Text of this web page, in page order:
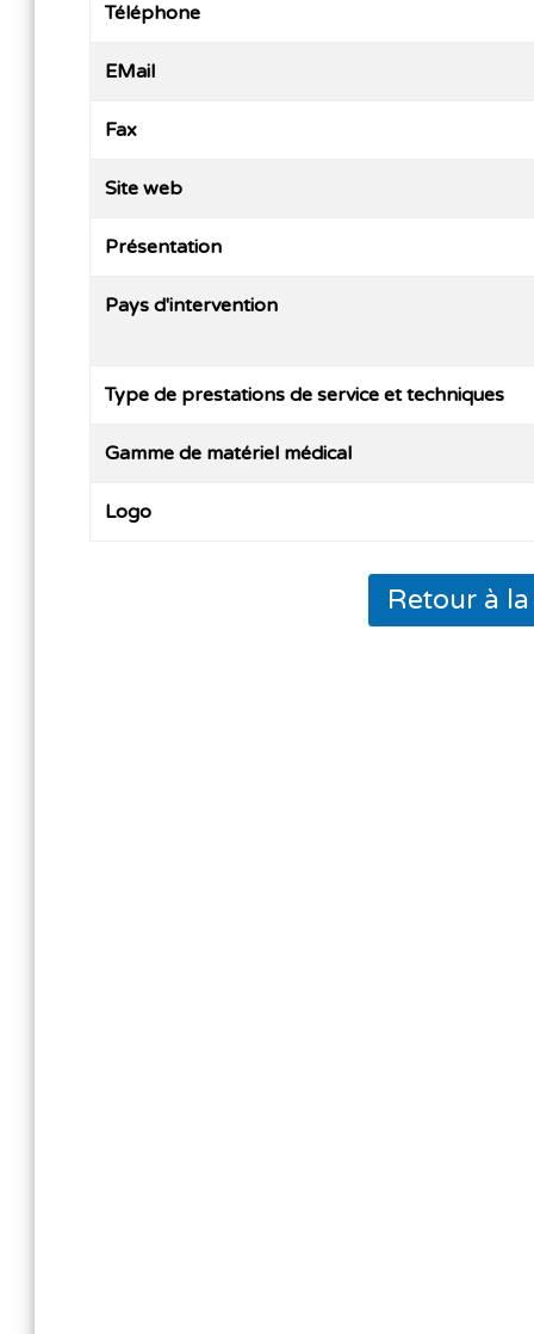
Téléphone
EMail
Fax
Site web
Présentation
Pays d'intervention
Type de prestations de service et techniques
Gamme de matériel médical
Logo
Retour à